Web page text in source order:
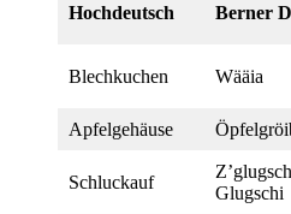
Hochdeutsch Berner
Blechkuchen Wääia
Apfelgehäuse
Schluckauf
Glugschi